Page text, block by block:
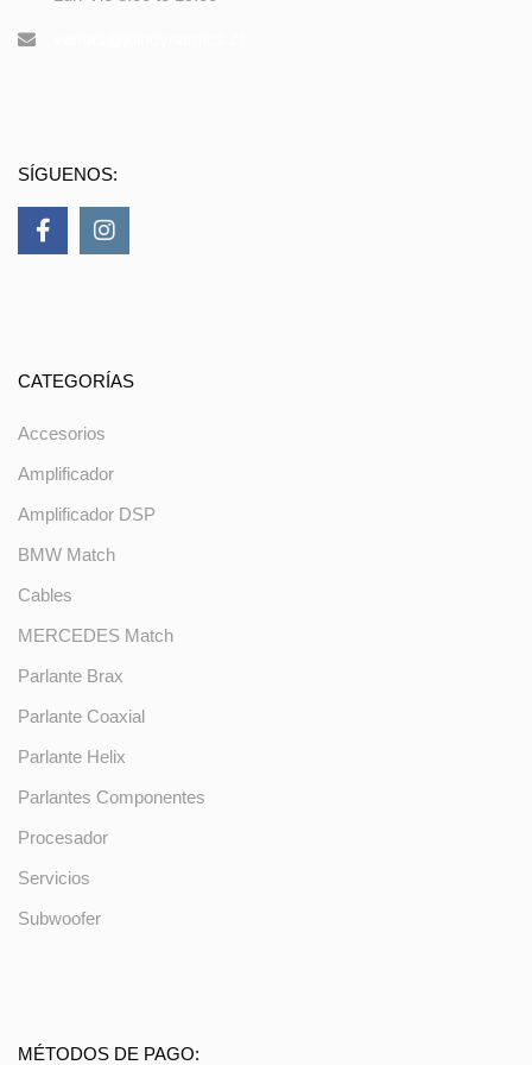
SÍGUENOS:
CATEGORÍAS
Accesorios
Amplificador
Amplificador DSP
BMW Match
Cables
MERCEDES Match
Parlante Brax
Parlante Coaxial
Parlante Helix
Parlantes Componentes
Procesador
Servicios
Subwoofer
MÉTODOS DE PAGO: